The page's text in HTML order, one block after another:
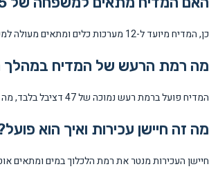
כן, המדיח מיועד ל-12 מערכות כלים ומתאים מעולה למשפחות בינוניות עד גדולות של 4-6 איש.
מה רמת הרעש של המדיח במהלך
המדיח פועל ברמת רעש נמוכה של 47 דציבל בלבד, מה שמאפשר הפעלה שקטה גם בשעות הערב.
מה זה חיישן עכירות ואיך הוא
חיישן העכירות מנטר את רמת הלכלוך במים ומתאים